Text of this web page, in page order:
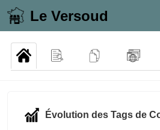
Le Versoud
Évolution des Tags de